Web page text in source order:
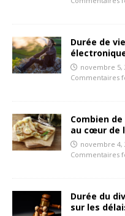
Durée de
novembre 5,
Commentaires
Combien
au cœur de
novembre 4,
Commentaires
Durée du
sur les